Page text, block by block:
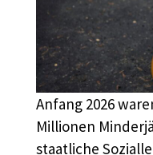
Anfang 2026
Millionen
staatliche